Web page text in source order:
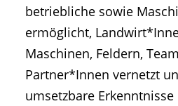
betriebliche sowie
ermöglicht,
Maschinen, Feldern,
Partner*Innen vernetzt
umsetzbare